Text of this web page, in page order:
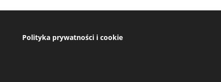
Polityka prywatności i cookie